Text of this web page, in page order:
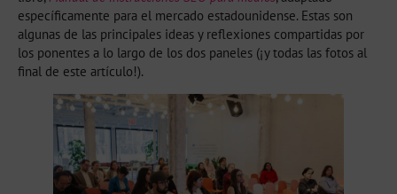
específicamente para el mercado estadounidense. Estas son
algunas de las principales ideas y reflexiones compartidas por
los ponentes a lo largo de los dos paneles (¡y todas las fotos al
final de este artículo!).